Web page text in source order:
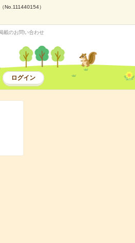
No.111440154）
載のお問い合わせ
ログイン